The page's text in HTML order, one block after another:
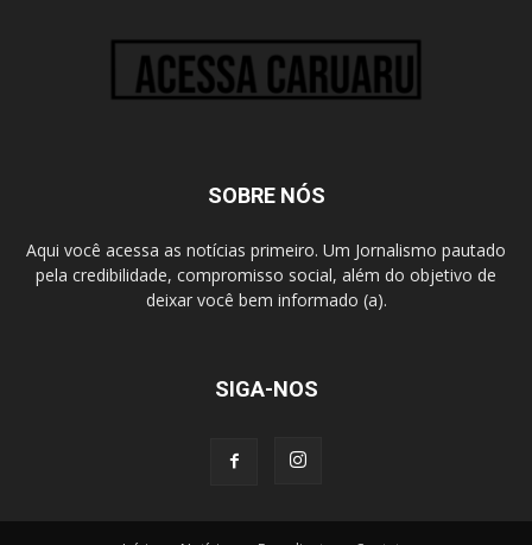
SOBRE NÓS
Aqui você acessa as notícias primeiro. Um Jornalismo pautado
pela credibilidade, compromisso social, além do objetivo de
deixar você bem informado (a).
SIGA-NOS